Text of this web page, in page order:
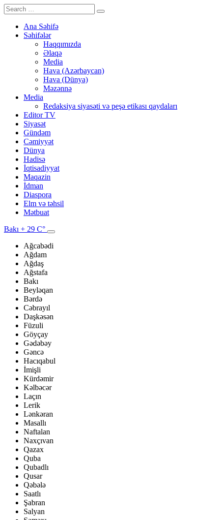
Ana Səhifə
Səhifələr
Haqqımızda
Əlaqə
Media
Hava (Azərbaycan)
Hava (Dünya)
Məzənnə
Media
Redaksiya siyasəti və peşə etikası qaydaları
Editor TV
Siyasət
Gündəm
Cəmiyyət
Dünya
Hadisə
İqtisadiyyat
Maqazin
İdman
Diaspora
Elm və təhsil
Mətbuat
Bakı + 29 C°
Ağcabədi
Ağdam
Ağdaş
Ağstafa
Bakı
Beyləqan
Bərdə
Cəbrayıl
Daşkəsən
Füzuli
Göyçay
Gədəbəy
Gəncə
Hacıqabul
İmişli
Kürdəmir
Kəlbəcər
Laçın
Lerik
Lənkəran
Masallı
Naftalan
Naxçıvan
Qazax
Quba
Qubadlı
Qusar
Qəbələ
Saatlı
Şabran
Salyan